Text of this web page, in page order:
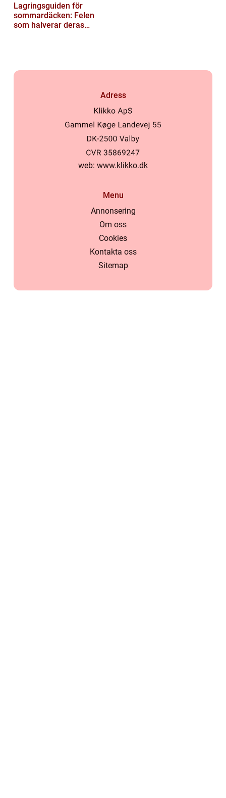
Lagringsguiden för
sommardäcken: Felen
som halverar deras
Adress
web: www.klikko.dk
Menu
Annonsering
Om oss
Cookies
Kontakta oss
Sitemap